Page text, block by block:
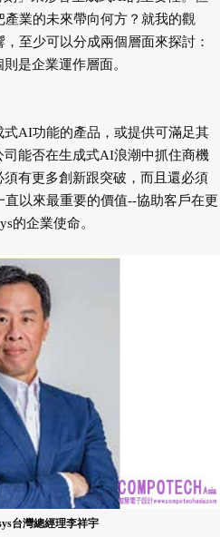
產業的未來帶向何方？就我的觀
，至少可以分成兩個層面來探討：
是企業運作層面。
式AI功能的產品，或提供可滿足其
司能否在生成式AI浪潮中抓住商機
須有更多創新跟突破，而且還必須
直以來最重要的價值--協助客戶在更
的企業使命。
台灣總經理李祥宇